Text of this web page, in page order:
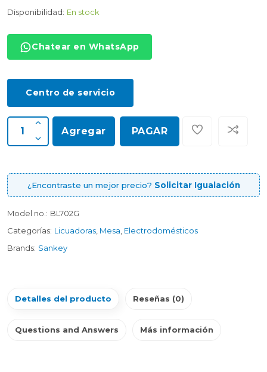
Disponibilidad: En stock
Chatear en WhatsApp
Centro de servicio
Agregar PAGAR
¿Encontraste un mejor precio? Solicitar Igualación
Model no.: BL702G
Categorías: Licuadoras Mesa Electrodomésticos
Brands: Sankey
Detalles del producto Reseñas (0)
Questions and Answers Más información